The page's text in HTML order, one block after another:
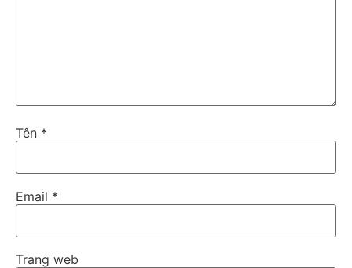
Tên *
Email *
Trang web